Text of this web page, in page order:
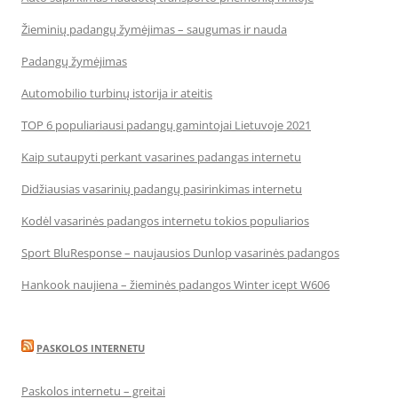
Žieminių padangų žymėjimas – saugumas ir nauda
Padangų žymėjimas
Automobilio turbinų istorija ir ateitis
TOP 6 populiariausi padangų gamintojai Lietuvoje 2021
Kaip sutaupyti perkant vasarines padangas internetu
Didžiausias vasarinių padangų pasirinkimas internetu
Kodėl vasarinės padangos internetu tokios populiarios
Sport BluResponse – naujausios Dunlop vasarinės padangos
Hankook naujiena – žieminės padangos Winter icept W606
PASKOLOS INTERNETU
Paskolos internetu – greitai